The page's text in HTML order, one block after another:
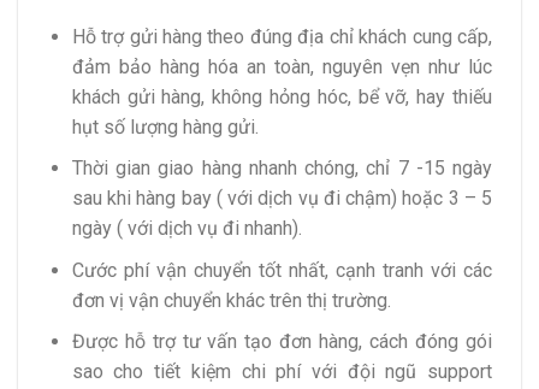
Hỗ trợ gửi hàng theo đúng địa chỉ khách cung cấp,
đảm bảo hàng hóa an toàn, nguyên vẹn như lúc
khách gửi hàng, không hỏng hóc, bể vỡ, hay thiếu
hụt số lượng hàng gửi.
Thời gian giao hàng nhanh chóng, chỉ 7 -15 ngày
sau khi hàng bay ( với dịch vụ đi chậm) hoặc 3 – 5
ngày ( với dịch vụ đi nhanh).
Cước phí vận chuyển tốt nhất, cạnh tranh với các
đơn vị vận chuyển khác trên thị trường.
Được hỗ trợ tư vấn tạo đơn hàng, cách đóng gói
sao cho tiết kiệm chi phí với đội ngũ support